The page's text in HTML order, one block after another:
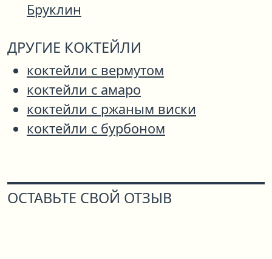
Бруклин
ДРУГИЕ КОКТЕЙЛИ
коктейли с вермутом
коктейли с амаро
коктейли с ржаным виски
коктейли с бурбоном
ОСТАВЬТЕ СВОЙ ОТЗЫВ